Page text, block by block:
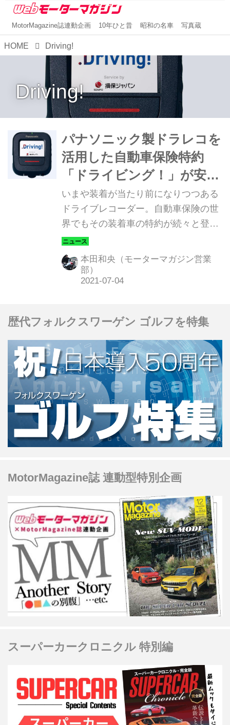
MotorMagazine誌連動企画 10年ひと昔 昭和の名車 写真蔵
HOME Driving!
Driving!
パナソニック製ドラレコを
活用した自動車保険特約
「ドライビング！」が安
全・安心を提供する
いまや装着が当たり前になりつつある
ドライブレコーダー。自動車保険の世
界でもその装着車の特約が続々と登場
するなど、もはや単なる記録媒体の枠
を超えた存在となっている。そんな
折、損害保険大手の損保ジャパンはか
ねてより提供していた安全運転支援サ
クとの共同開発によるドライブレコー
ダーを活用したさらなるサービス向上
をめざす。
本田和央（モーターマガジン営業
部）
歴代フォルクスワーゲン ゴルフを特集
MotorMagazine誌 連動型特別企画
スーパーカークロニクル 特別編